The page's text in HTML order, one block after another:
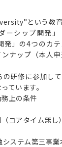
という教
ーシップ開発」
発」の4つのカ
ナップ（本人
研修に参加し
ています。
上の条件
コアタイム無し）
ステム第三事業